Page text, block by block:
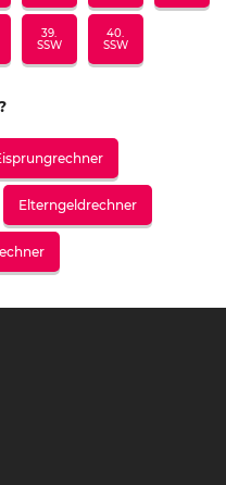
39.
SSW
40.
SSW
Elterngeldrechner